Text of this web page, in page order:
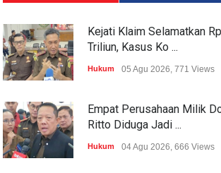
Kejati Klaim Selamatkan
Triliun, Kasus Ko ...
Hukum 05 Agu 2026, 771 Views
Empat Perusahaan Milik
Ritto Diduga Jadi ...
Hukum 04 Agu 2026, 666 Views